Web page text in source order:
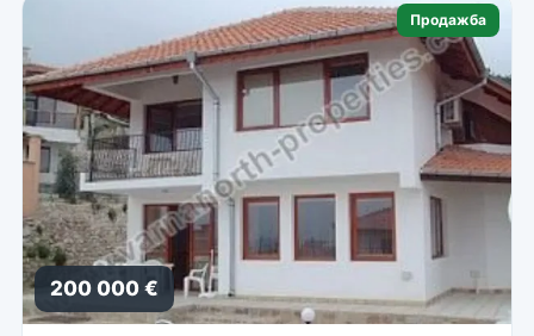
Продажба
200 000 €